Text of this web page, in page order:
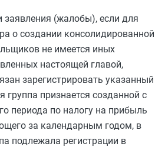
заявления (жалобы), если для
о создании консолидированной
не имеется иных
настоящей главой,
зарегистрировать указанный
группа признается созданной с
периода по налогу на прибыль
за календарным годом, в
подлежала регистрации в